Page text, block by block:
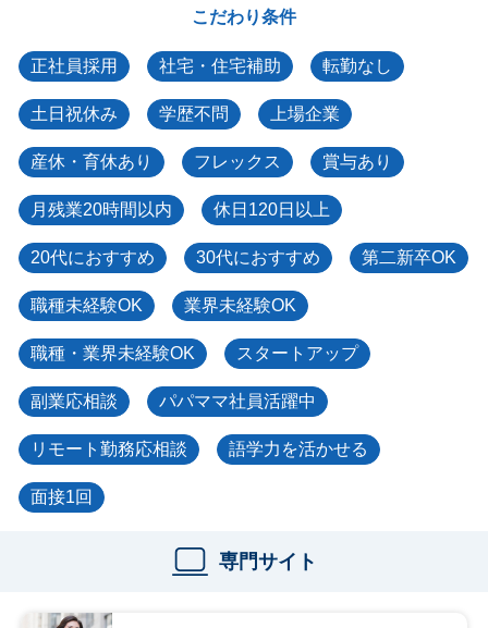
こだわり条件
正社員採用 社宅・住宅補助 転勤なし
土日祝休み 学歴不問 上場企業
産休・育休あり フレックス 賞与あり
月残業20時間以内 休日120日以上
20代におすすめ 30代におすすめ 第二新卒OK
職種未経験OK 業界未経験OK
職種・業界未経験OK スタートアップ
副業応相談 パパママ社員活躍中
リモート勤務応相談 語学力を活かせる
面接1回
専門サイト